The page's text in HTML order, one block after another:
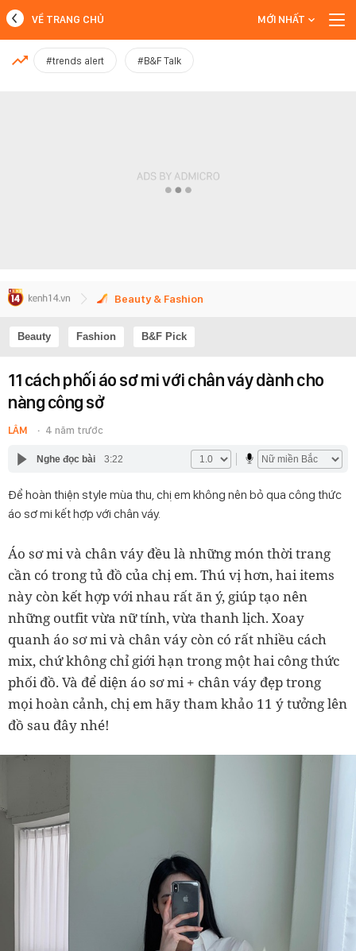
MỚI NHẤT
VỀ TRANG CHỦ MỚI NHẤT
#trends alert #B&F Talk
Beauty & Fashion
Beauty Fashion B&F Pick
11 cách phối áo sơ mi với chân váy dành cho
nàng công sở
LÂM 4 năm trước
Nghe đọc bài 3:22
Để hoàn thiện style mùa thu, chị em không nên bỏ qua công thức
áo sơ mi kết hợp với chân váy.
Áo sơ mi và chân váy đều là những món thời trang
cần có trong tủ đồ của chị em. Thú vị hơn, hai items
này còn kết hợp với nhau rất ăn ý, giúp tạo nên
những outfit vừa nữ tính, vừa thanh lịch. Xoay
quanh áo sơ mi và chân váy còn có rất nhiều cách
mix, chứ không chỉ giới hạn trong một hai công thức
phối đồ. Và để diện áo sơ mi + chân váy đẹp trong
mọi hoàn cảnh, chị em hãy tham khảo 11 ý tưởng lên
đồ sau đây nhé!